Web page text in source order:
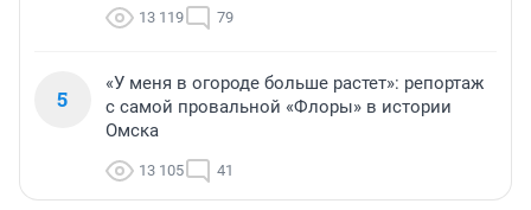
13 119 79
5
«У меня в огороде больше растет»: репортаж
с самой провальной «Флоры» в истории
Омска
13 105 41